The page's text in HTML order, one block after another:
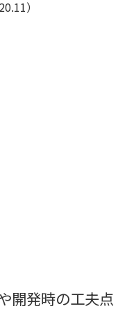
）
開発時の工夫